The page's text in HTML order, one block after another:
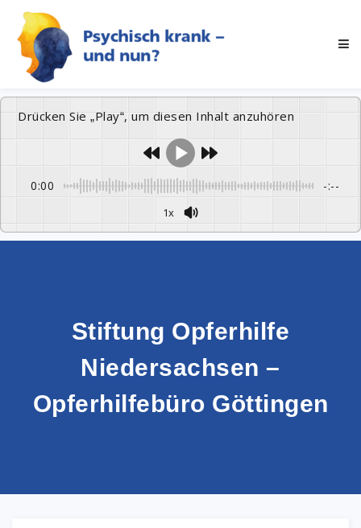
Drücken Sie „Play“, um diesen Inhalt anzuhören
0:00 -:--
1x
Stiftung Opferhilfe
Niedersachsen –
Opferhilfebüro Göttingen